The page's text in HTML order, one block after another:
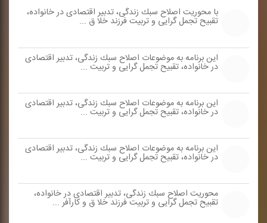
با محوریت اصلاح سبك زندگی، تدبیر اقتصادی در خانواده،
تقبیح تجمل گرایی و تربیت فرزند خلا ق ...
این برنامه به موضوعات اصلاح سبك زندگی، تدبیر اقتصادی
در خانواده، تقبیح تجمل گرایی و تربیت ...
این برنامه به موضوعات اصلاح سبك زندگی، تدبیر اقتصادی
در خانواده، تقبیح تجمل گرایی و تربیت ...
این برنامه به موضوعات اصلاح سبك زندگی، تدبیر اقتصادی
در خانواده، تقبیح تجمل گرایی و تربیت ...
محوریت اصلاح سبك زندگی، تدبیر اقتصادی در خانواده،
تقبیح تجمل گرایی و تربیت فرزند خلا ق و كارآفر ...